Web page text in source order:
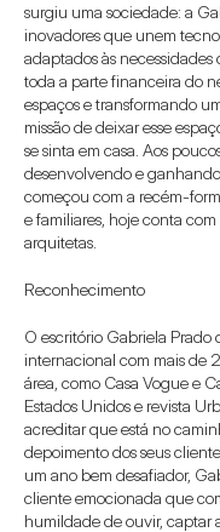
surgiu uma sociedade: a
inovadores que unem
adaptados às
toda a parte financeira do
espaços e transformando
missão de deixar esse
se sinta em casa. Aos
desenvolvendo e
começou com a recém-
e familiares, hoje conta
arquitetas.
Reconhecimento
O escritório Gabriela
internacional com mais de
área, como Casa Vogue e
Estados Unidos e revista
acreditar que está no
depoimento dos seus
um ano bem desafiador,
cliente emocionada que
humildade de ouvir, captar